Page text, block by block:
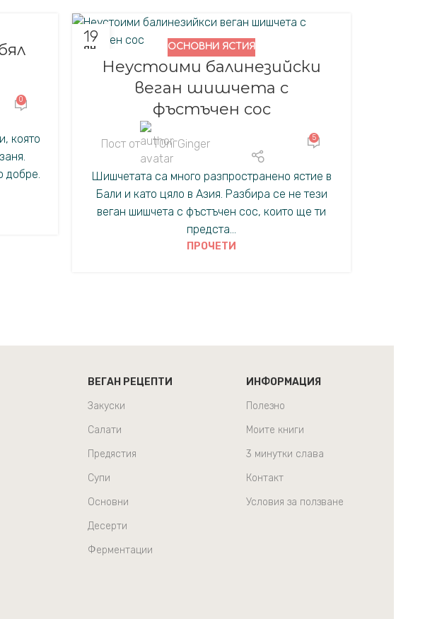
0
която
добре.
19
ЯН. ОСНОВНИ ЯСТИЯ
Неустоими балинезийски
веган шишчета с
фъстъчен сос
Пост от TOni Ginger 5
Шишчетата са много разпространено ястие в
Бали и като цяло в Азия. Разбира се не тези
веган шишчета с фъстъчен сос, които ще ти
предста...
ПРОЧЕТИ
ВЕГАН РЕЦЕПТИ
Закуски
Салати
Предястия
Супи
Основни
Десерти
Ферментации
ИНФОРМАЦИЯ
Полезно
Моите книги
3 минутки слава
Контакт
Условия за ползване